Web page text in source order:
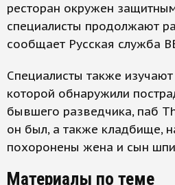
ресторан окружен
специалисты продолжают
сообщает Русская служба
Специалисты также
которой обнаружили
бывшего разведчика, паб
он был, а также кладбище,
похоронены жена и сын
Материалы по теме